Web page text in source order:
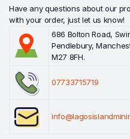
Have any questions about our
with your order, just let us know!
686 Bolton Road,
Pendlebury,
M27 8FH.
07733715719